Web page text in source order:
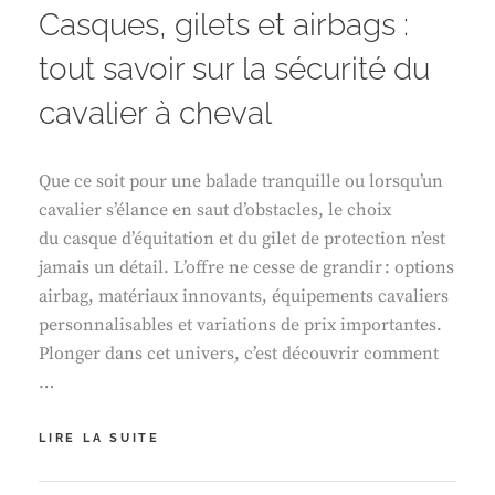
Casques, gilets et airbags :
tout savoir sur la sécurité du
cavalier à cheval
Que ce soit pour une balade tranquille ou lorsqu’un
cavalier s’élance en saut d’obstacles, le choix
du casque d’équitation et du gilet de protection n’est
jamais un détail. L’offre ne cesse de grandir : options
airbag, matériaux innovants, équipements cavaliers
personnalisables et variations de prix importantes.
Plonger dans cet univers, c’est découvrir comment
…
LIRE LA SUITE
ET